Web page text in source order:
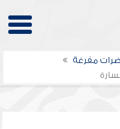
مفرغة